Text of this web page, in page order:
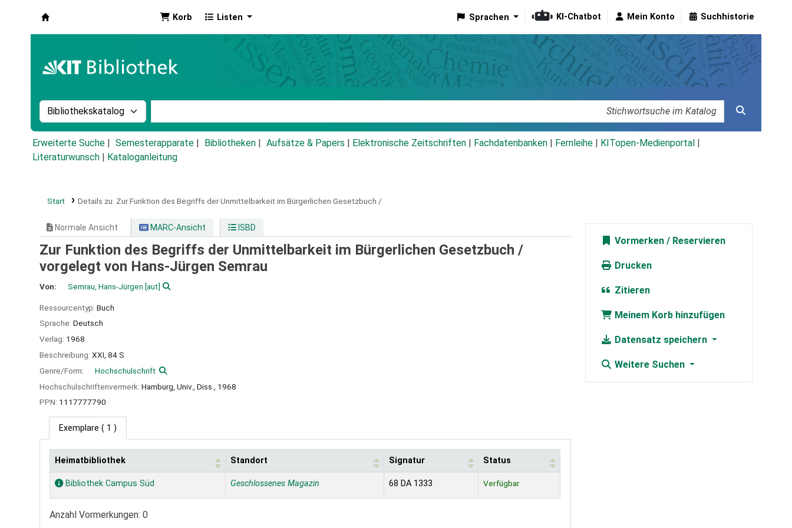
Korb Listen Sprachen KI-Chatbot Mein Konto Suchhistorie
Suche im Katalog nach:
Erweiterte Suche Semesterapparate Bibliotheken Aufsätze & Papers Elektronische Zeitschriften Fachdatenbanken Fernleihe KITopen-Medienportal
Literaturwunsch
Kataloganleitung
Start Details zu: Zur Funktion des Begriffs der Unmittelbarkeit im Bürgerlichen Gesetzbuch /
Normale Ansicht MARC-Ansicht ISBD
Zur Funktion des Begriffs der Unmittelbarkeit im Bürgerlichen Gesetzbuch /
vorgelegt von Hans-Jürgen Semrau
Von: Semrau, Hans-Jürgen [aut]
Ressourcentyp: Buch
Sprache: Deutsch
Verlag: 1968
Beschreibung: XXI, 84 S
Genre/Form:
Hochschulschrift
Hochschulschriftenvermerk: Hamburg, Univ., Diss., 1968
PPN: 1117777790
Exemplare ( 1 )
Exemplare
Heimatbibliothek Standort Signatur Status
Bibliothek Campus Süd Geschlossenes Magazin 68 DA 1333 Verfügbar
Anzahl Vormerkungen: 0
Vormerken
Drucken
Zitieren
Meinem Korb hinzufügen
Datensatz speichern
Weitere Suchen